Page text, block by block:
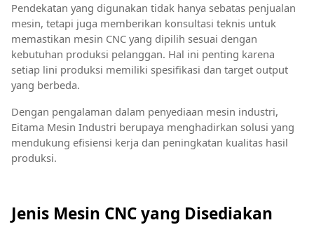
Pendekatan yang digunakan tidak hanya sebatas penjualan
mesin, tetapi juga memberikan konsultasi teknis untuk
memastikan mesin CNC yang dipilih sesuai dengan
kebutuhan produksi pelanggan. Hal ini penting karena
setiap lini produksi memiliki spesifikasi dan target output
yang berbeda.
Dengan pengalaman dalam penyediaan mesin industri,
Eitama Mesin Industri berupaya menghadirkan solusi yang
mendukung efisiensi kerja dan peningkatan kualitas hasil
produksi.
Jenis Mesin CNC yang Disediakan